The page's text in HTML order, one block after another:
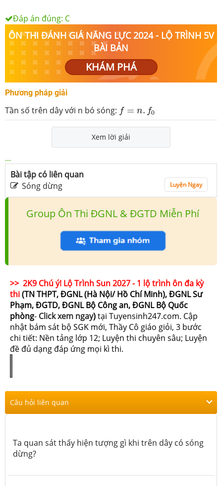
Đáp án đúng: C
ÔN THI ĐÁNH GIÁ NĂNG LỰC 2024 - LỘ TRÌNH 5V
BÀI BẢN
KHÁM PHÁ
Phương pháp giải
Tần số trên dây với n bó sóng: f = n. f0
f= f0
Xem lời giải
...
Bài tập có liên quan
Sóng dừng
Luyện Ngay
Group Ôn Thi ĐGNL & ĐGTD Miễn Phí
>> 2K9 Chú ý! Lộ Trình Sun 2027 - 1 lộ trình ôn đa kỳ
thi(TN THPT, ĐGNL (Hà Nội/ Hồ Chí Minh), ĐGNL Sư
Phạm, ĐGTD, ĐGNL Bộ Công an, ĐGNL Bộ Quốc
phòng- Click xem ngay)tại Tuyensinh247.com. Cập
nhật bám sát bộ SGK mới, Thầy Cô giáo giỏi, 3 bước
chi tiết: Nền tảng lớp 12; Luyện thi chuyên sâu; Luyện
đề đủ dạng đáp ứng mọi kì thi.
Câu hỏi liên quan
Ta quan sát thấy hiện tượng gì khi trên dây có sóng
dừng?